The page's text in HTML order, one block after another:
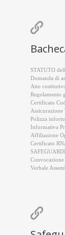

STATUTO
Domanda di
Atto
Regolamento
Certificato
Assicurazione
Polizza
Informativa
Affiliazione
Certificato
Verbale
